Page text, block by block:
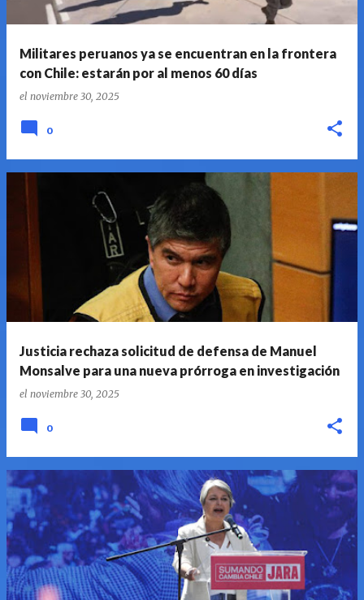
Militares peruanos ya se encuentran en la frontera
con Chile: estarán por al menos 60 días
el noviembre 30, 2025
0
Justicia rechaza solicitud de defensa de Manuel
Monsalve para una nueva prórroga en investigación
el noviembre 30, 2025
0